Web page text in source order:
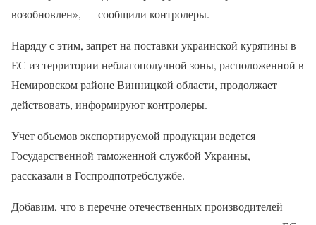
возобновлен», — сообщили контролеры.
Наряду с этим, запрет на поставки украинской курятины в
ЕС из территории неблагополучной зоны, расположенной в
Немировском районе Винницкой области, продолжает
действовать, информируют контролеры.
Учет объемов экспортируемой продукции ведется
Государственной таможенной службой Украины,
рассказали в Госпродпотребслужбе.
Добавим, что в перечне отечественных производителей